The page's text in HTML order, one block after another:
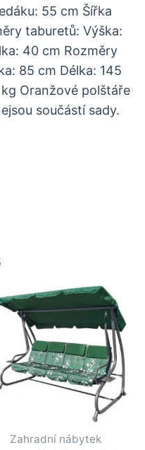
55 cm Šířka
taburetů: Výška:
40 cm Rozměry
85 cm Délka: 145
Oranžové polštáře
součástí sady.
Zahradní nábytek